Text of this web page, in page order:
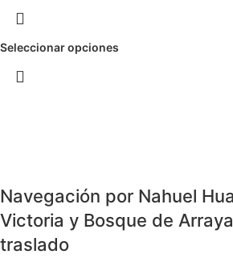
Seleccionar opciones
Navegación por Nahuel
Victoria y Bosque de
traslado